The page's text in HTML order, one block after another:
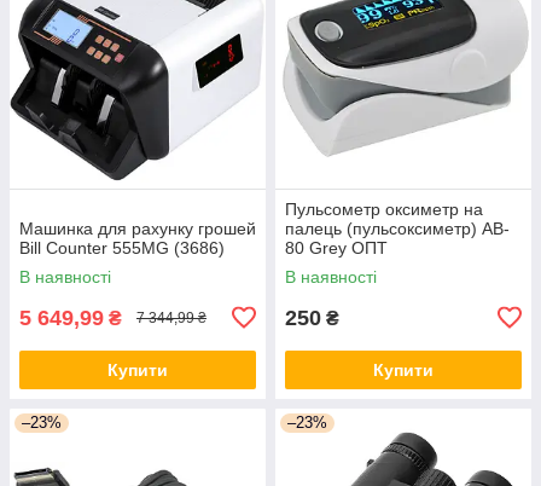
Машинка для рахунку грошей
Bill Counter 555MG (3686)
В наявності
5 649,99 ₴ 7 344,99 ₴
Купити
Пульсометр оксиметр на
палець (пульсоксиметр) AB-
80 Grey ОПТ
В наявності
250 ₴
Купити
–23% –23%